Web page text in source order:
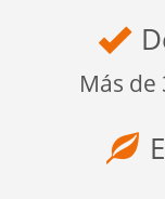
Más de